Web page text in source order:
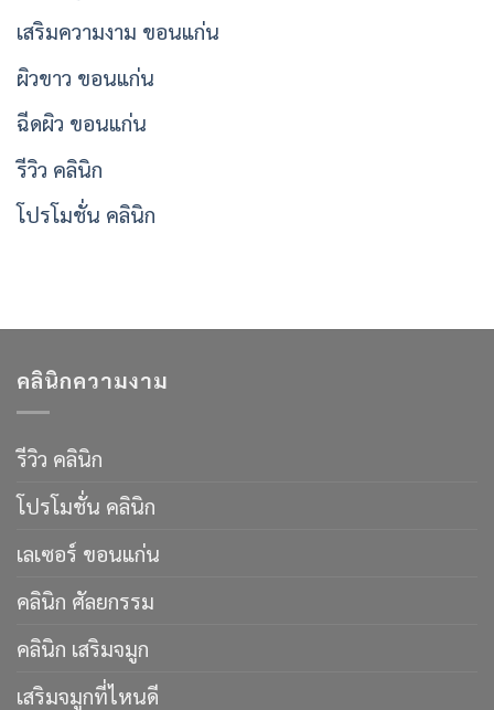
เสริมความงาม ขอนแก่น
ผิวขาว ขอนแก่น
ฉีดผิว ขอนแก่น
รีวิว คลินิก
โปรโมชั่น คลินิก
คลินิกความงาม
รีวิว คลินิก
โปรโมชั่น คลินิก
เลเซอร์ ขอนแก่น
คลินิก ศัลยกรรม
คลินิก เสริมจมูก
เสริมจมูกที่ไหนดี